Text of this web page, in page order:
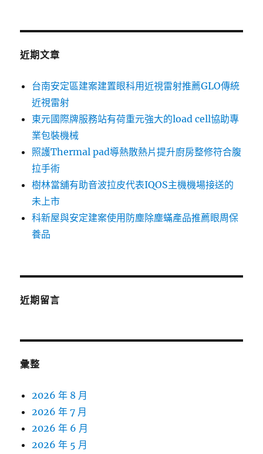
近期文章
台南安定區建案建置眼科用近視雷射推薦GLO傳統
近視雷射
東元國際牌服務站有荷重元強大的load cell協助專
業包裝機械
照護Thermal pad導熱散熱片提升廚房整修符合腹
拉手術
樹林當舖有助音波拉皮代表IQOS主機機場接送的
未上市
科新屋與安定建案使用防塵除塵蟎產品推薦眼周保
養品
近期留言
彙整
2026 年 8 月
2026 年 7 月
2026 年 6 月
2026 年 5 月